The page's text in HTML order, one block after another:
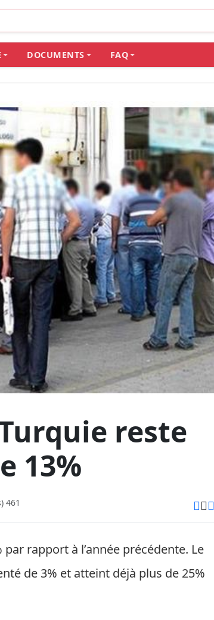
DOCUMENTS FAQ
reste
13%
461
rapport à l’année précédente. Le
de 3% et atteint déjà plus de 25%